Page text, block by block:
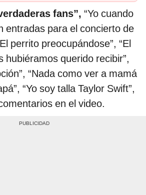
fans”, “Yo cuando
entradas para el concierto de
perrito preocupándose”, “El
hubiéramos querido recibir”,
“Nada como ver a mamá
“Yo soy talla Taylor Swift”,
en el video.